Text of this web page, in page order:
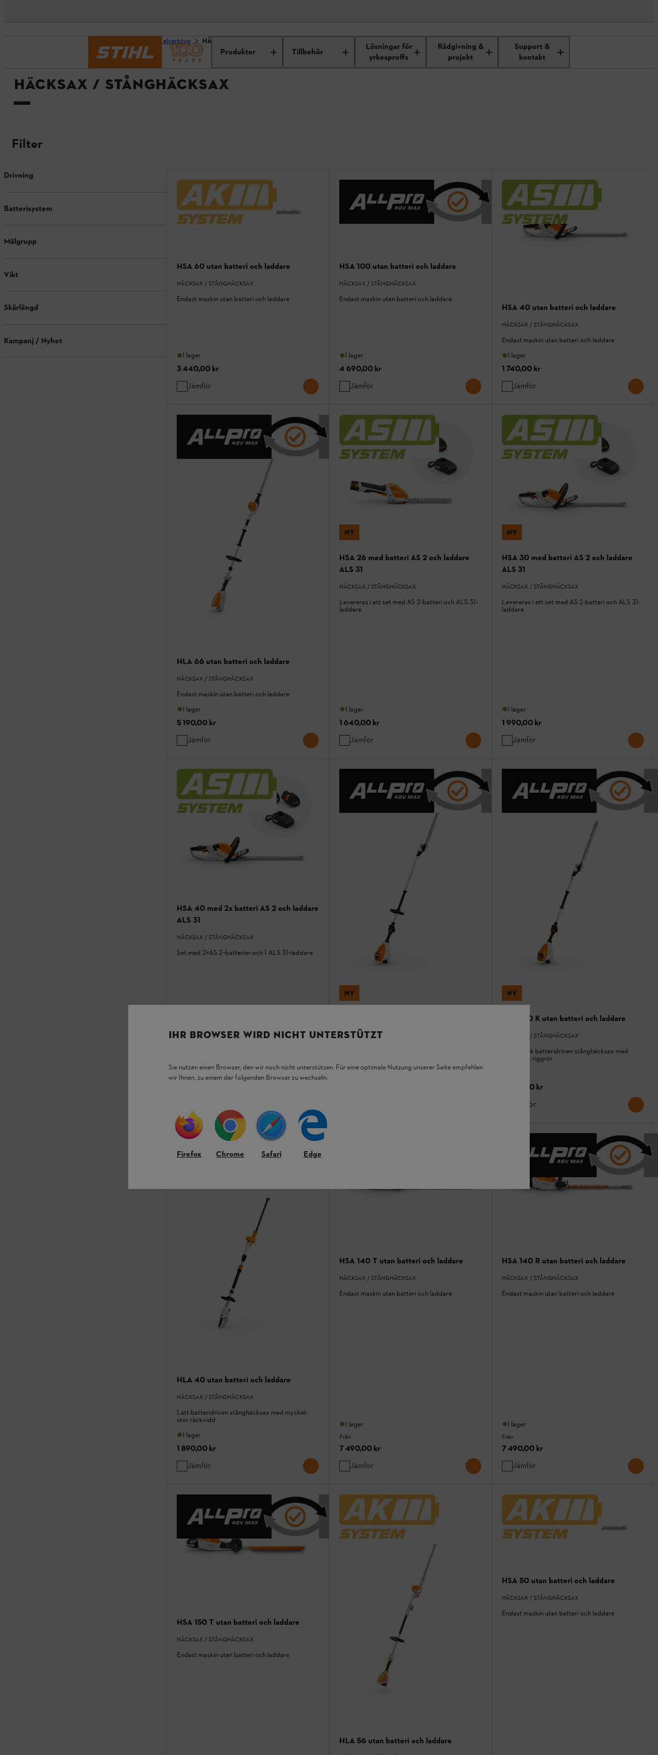
Produkter Tillbehör
Lösningar för
yrkesproffs
Rådgivning &
projekt
Support &
kontakt
Verktyg och elverktyg HÄCKSAX / STÅNGHÄCKSAX
HÄCKSAX / STÅNGHÄCKSAX
Filter
Drivning
Batterisystem
Målgrupp
Vikt
Skärlängd
Kampanj / Nyhet
HSA 60 utan batteri och laddare
HÄCKSAX / STÅNGHÄCKSAX
Endast maskin utan batteri och laddare
I lager
3 440,00 kr
Jämför
HSA 100 utan batteri och laddare
HÄCKSAX / STÅNGHÄCKSAX
Endast maskin utan batteri och laddare
I lager
4 690,00 kr
Jämför
HSA 40 utan batteri och laddare
HÄCKSAX / STÅNGHÄCKSAX
Endast maskin utan batteri och laddare
I lager
1 740,00 kr
Jämför
HLA 66 utan batteri och laddare
HÄCKSAX / STÅNGHÄCKSAX
Endast maskin utan batteri och laddare
I lager
5 190,00 kr
Jämför
NY
HSA 26 med batteri AS 2 och laddare
ALS 31
HÄCKSAX / STÅNGHÄCKSAX
Levereras i ett set med AS 2-batteri och ALS 31-
laddare
I lager
1 640,00 kr
Jämför
NY
HSA 30 med batteri AS 2 och laddare
ALS 31
HÄCKSAX / STÅNGHÄCKSAX
Levereras i ett set med AS 2-batteri och ALS 31-
laddare
I lager
1 990,00 kr
Jämför
HSA 40 med 2x batteri AS 2 och laddare
ALS 31
HÄCKSAX / STÅNGHÄCKSAX
Set med 2×AS 2‑batterier och 1 ALS 31‑laddare
NY
HÄCKSAX / STÅNGHÄCKSAX
NY
HLA 140 K utan batteri och laddare
HÄCKSAX / STÅNGHÄCKSAX
Effektstark batteridriven stånghäcksax med
extra kort riggrör
7 690,00 kr
Jämför
HLA 40 utan batteri och laddare
HÄCKSAX / STÅNGHÄCKSAX
Lätt batteridriven stånghäcksax med mycket
stor räckvidd
I lager
1 890,00 kr
Jämför
HSA 140 T utan batteri och laddare
HÄCKSAX / STÅNGHÄCKSAX
Endast maskin utan batteri och laddare
I lager
Från
7 490,00 kr
Jämför
HSA 140 R utan batteri och laddare
HÄCKSAX / STÅNGHÄCKSAX
Endast maskin utan batteri och laddare
I lager
Från
7 490,00 kr
Jämför
HSA 150 T utan batteri och laddare
HÄCKSAX / STÅNGHÄCKSAX
Endast maskin utan batteri och laddare
HLA 56 utan batteri och laddare
HSA 50 utan batteri och laddare
HÄCKSAX / STÅNGHÄCKSAX
Endast maskin utan batteri och laddare
IHR BROWSER WIRD NICHT UNTERSTÜTZT
Sie nutzen einen Browser, den wir noch nicht unterstützen. Für eine optimale Nutzung unserer Seite empfehlen
wir Ihnen, zu einem der folgenden Browser zu wechseln:
Firefox Chrome Safari Edge